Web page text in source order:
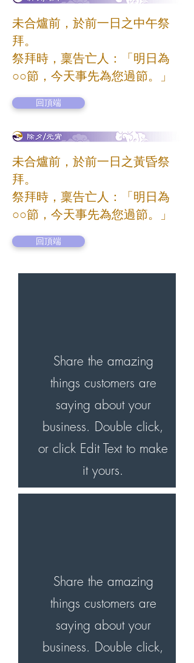
未合爐前，於前一日之中午祭
拜。
祭拜時，稟告亡人：「明日為
○○節，今天事先為您過節。」
回頂端
未合爐前，於前一日之黃昏祭
拜。
祭拜時，稟告亡人：「明日為
○○節，今天事先為您過節。」
回頂端
Share the amazing
things customers are
saying about your
business. Double click,
or click Edit Text to make
it yours.
Share the amazing
things customers are
saying about your
business. Double click,